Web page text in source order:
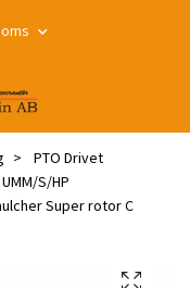
PTO Drivet
S/HP
Super rotor C